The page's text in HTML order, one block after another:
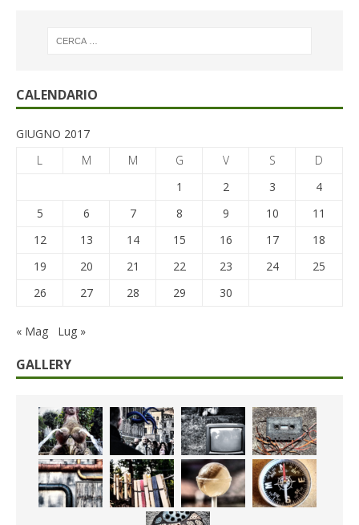
CALENDARIO
GIUGNO 2017
L
M M G V S
D
1
2 3
4
5
6 7 8 9 10
11
12
13 14 15 16 17
18
19
20 21 22 23 24
25
26
27 28 29 30
« Mag Lug »
GALLERY